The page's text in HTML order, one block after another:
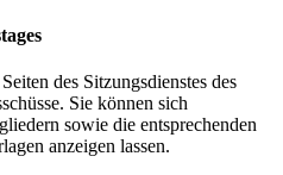
des Sitzungsdienstes des
Sie können sich
sowie die entsprechenden
anzeigen lassen.